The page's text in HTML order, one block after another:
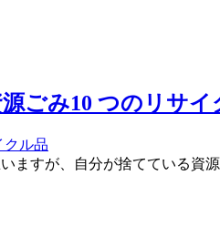
ごみ10 つのリサイ
ますが、自分が捨てている